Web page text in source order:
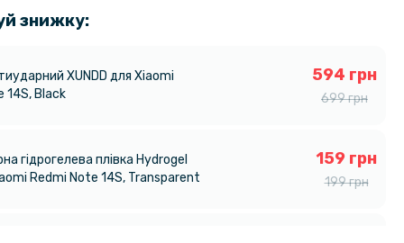
знижку:
XUNDD для Xiaomi
14S, Black
594 грн
699 грн
гідрогелева плівка Hydrogel
Redmi Note 14S, Transparent
159 грн
199 грн